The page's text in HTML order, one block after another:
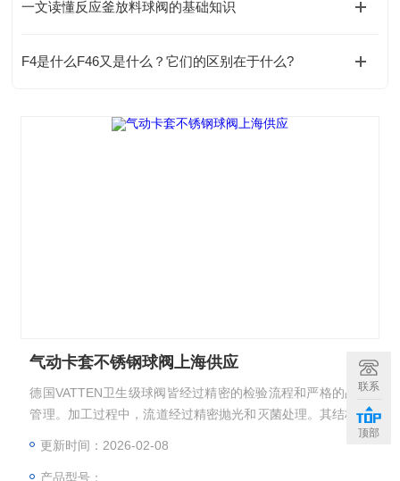
一文读懂反应釜放料球阀的基础知识
F4是什么F46又是什么？它们的区别在于什么?
气动卡套不锈钢球阀上海供应
德国VATTEN卫生级球阀皆经过精密的检验流程和严格的品质
管理。加工过程中，流道经过精密抛光和灭菌处理。其结构是
由三部分阀壳组成，用外部四只较长螺栓从两端夹住中间阀体
更新时间：2026-02-08
产品型号：
联系
顶部